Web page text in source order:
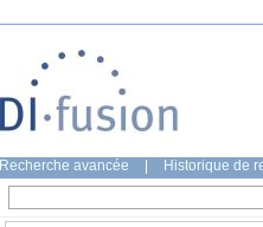
Recherche avancée Historique de